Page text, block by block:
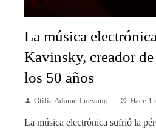
La música
Kavinsky, creador
los 50 años
Otilia Adame Luevano Hace 1
La música electrónica sufrió la